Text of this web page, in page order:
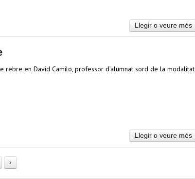
Llegir o veure més
en David Camilo, professor d’alumnat sord de la modalitat
Llegir o veure més
›